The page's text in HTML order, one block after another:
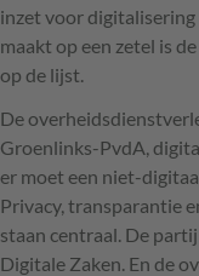
inzet voor digitalisering
maakt op een zetel is
op de lijst.
De
Groenlinks-PvdA,
er moet een niet-
Privacy, transparantie
staan centraal. De
Digitale Zaken. En de